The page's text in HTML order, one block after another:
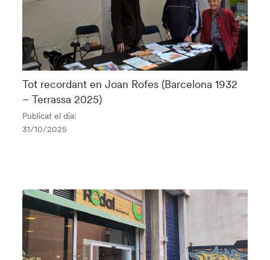
Tot recordant en Joan Rofes (Barcelona 1932
– Terrassa 2025)
Publicat el dia:
31/10/2025